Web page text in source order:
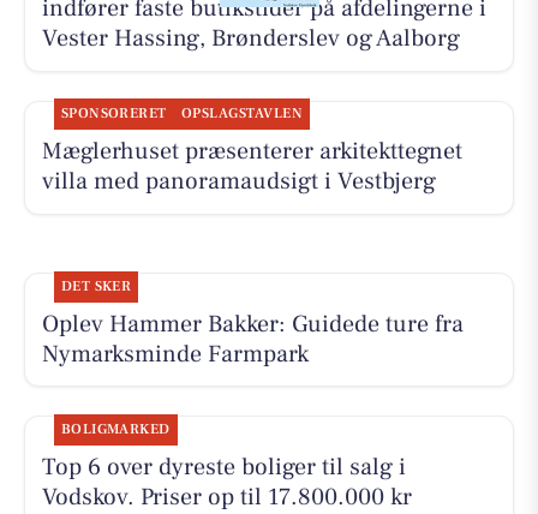
indfører faste butikstider på afdelingerne i
Vester Hassing, Brønderslev og Aalborg
SPONSORERET OPSLAGSTAVLEN
Mæglerhuset præsenterer arkitekttegnet
villa med panoramaudsigt i Vestbjerg
DET SKER
Oplev Hammer Bakker: Guidede ture fra
Nymarksminde Farmpark
BOLIGMARKED
Top 6 over dyreste boliger til salg i
Vodskov. Priser op til 17.800.000 kr